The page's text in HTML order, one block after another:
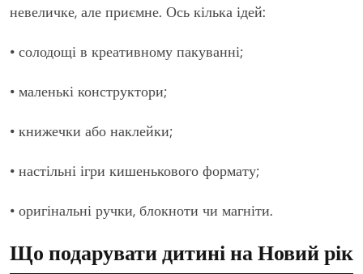
невеличке, але приємне. Ось кілька ідей:
• солодощі в креативному пакуванні;
• маленькі конструктори;
• книжечки або наклейки;
• настільні ігри кишенькового формату;
• оригінальні ручки, блокноти чи магніти.
Що подарувати дитині на Новий рік